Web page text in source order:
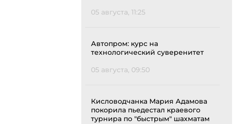
05 августа, 11:25
Автопром: курс на
технологический суверенитет
05 августа, 09:50
Кисловодчанка Мария Адамова
покорила пьедестал краевого
турнира по "быстрым" шахматам